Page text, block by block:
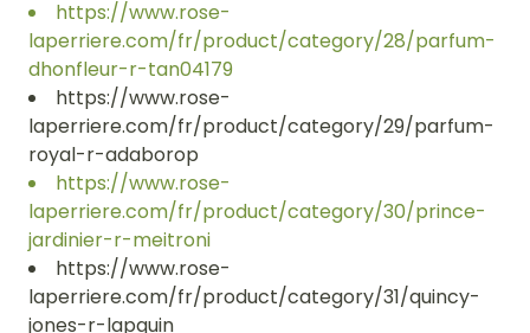
https://www.rose-
laperriere.com/fr/product/category/28/parfum-
dhonfleur-r-tan04179
https://www.rose-
laperriere.com/fr/product/category/29/parfum-
royal-r-adaborop
https://www.rose-
laperriere.com/fr/product/category/30/prince-
jardinier-r-meitroni
https://www.rose-
laperriere.com/fr/product/category/31/quincy-
jones-r-lapquin